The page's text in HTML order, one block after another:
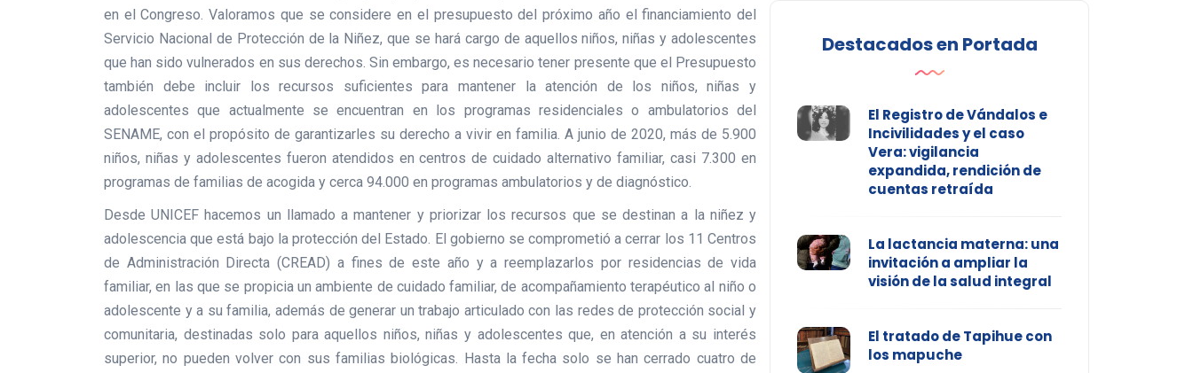
en el Congreso. Valoramos que se considere en el presupuesto del próximo año el financiamiento del
Servicio Nacional de Protección de la Niñez, que se hará cargo de aquellos niños, niñas y adolescentes
que han sido vulnerados en sus derechos. Sin embargo, es necesario tener presente que el Presupuesto
también debe incluir los recursos suficientes para mantener la atención de los niños, niñas y
adolescentes que actualmente se encuentran en los programas residenciales o ambulatorios del
SENAME, con el propósito de garantizarles su derecho a vivir en familia. A junio de 2020, más de 5.900
niños, niñas y adolescentes fueron atendidos en centros de cuidado alternativo familiar, casi 7.300 en
programas de familias de acogida y cerca 94.000 en programas ambulatorios y de diagnóstico.
Desde UNICEF hacemos un llamado a mantener y priorizar los recursos que se destinan a la niñez y
adolescencia que está bajo la protección del Estado. El gobierno se comprometió a cerrar los 11 Centros
de Administración Directa (CREAD) a fines de este año y a reemplazarlos por residencias de vida
familiar, en las que se propicia un ambiente de cuidado familiar, de acompañamiento terapéutico al niño o
adolescente y a su familia, además de generar un trabajo articulado con las redes de protección social y
comunitaria, destinadas solo para aquellos niños, niñas y adolescentes que, en atención a su interés
superior, no pueden volver con sus familias biológicas. Hasta la fecha solo se han cerrado cuatro de
Destacados en Portada
El Registro de Vándalos e
Incivilidades y el caso
Vera: vigilancia
expandida, rendición de
cuentas retraída
La lactancia materna: una
invitación a ampliar la
visión de la salud integral
El tratado de Tapihue con
los mapuche